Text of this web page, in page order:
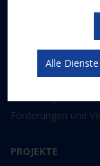
Förderungen und
PROJEKTE
Alle